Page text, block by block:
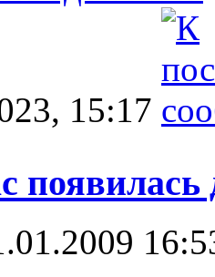
15:17
появилась